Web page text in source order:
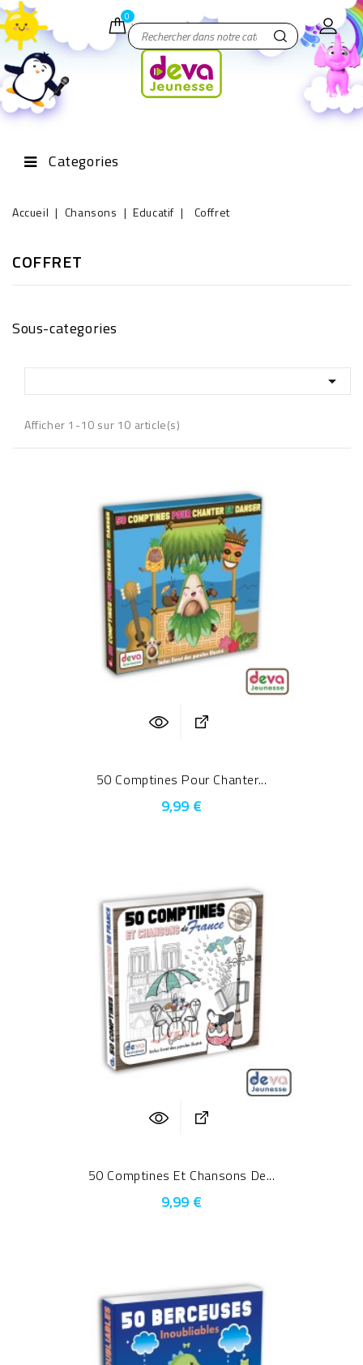
0
Categories
Accueil Chansons Educatif Coffret
COFFRET
Sous-categories

Afficher 1-10 sur 10 article(s)
50 Comptines Pour Chanter...
9,99 €
50 Comptines Et Chansons De...
9,99 €